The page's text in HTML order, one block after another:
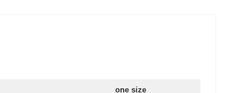
one size